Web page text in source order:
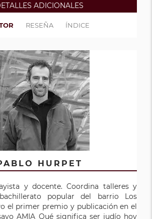
ADICIONALES
RESEÑA ÍNDICE
HURPET
y docente. Coordina talleres y
popular del barrio Los
el primer premio y publicación en el
AMIA Qué significa ser judío hoy